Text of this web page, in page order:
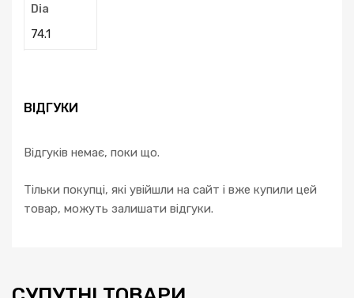
Dia
74.1
ВІДГУКИ
Відгуків немає, поки що.
Тільки покупці, які увійшли на сайт і вже купили цей
товар, можуть залишати відгуки.